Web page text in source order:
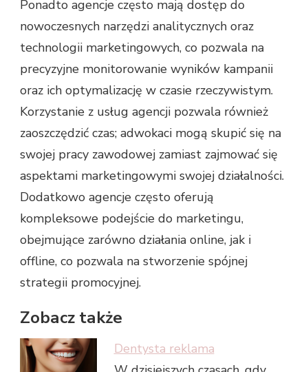
Ponadto agencje często mają dostęp do
nowoczesnych narzędzi analitycznych oraz
technologii marketingowych, co pozwala na
precyzyjne monitorowanie wyników kampanii
oraz ich optymalizację w czasie rzeczywistym.
Korzystanie z usług agencji pozwala również
zaoszczędzić czas; adwokaci mogą skupić się na
swojej pracy zawodowej zamiast zajmować się
aspektami marketingowymi swojej działalności.
Dodatkowo agencje często oferują
kompleksowe podejście do marketingu,
obejmujące zarówno działania online, jak i
offline, co pozwala na stworzenie spójnej
strategii promocyjnej.
Zobacz także
Dentysta reklama